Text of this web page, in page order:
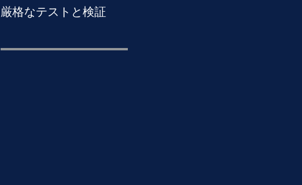
厳格なテストと検証